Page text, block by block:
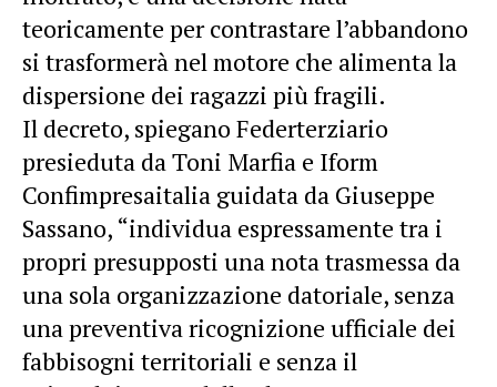
teoricamente per contrastare l’abbandono
si trasformerà nel motore che alimenta la
dispersione dei ragazzi più fragili.
Il decreto, spiegano Federterziario
presieduta da Toni Marfia e Iform
Confimpresaitalia guidata da Giuseppe
Sassano, “individua espressamente tra i
propri presupposti una nota trasmessa da
una sola organizzazione datoriale, senza
una preventiva ricognizione ufficiale dei
fabbisogni territoriali e senza il